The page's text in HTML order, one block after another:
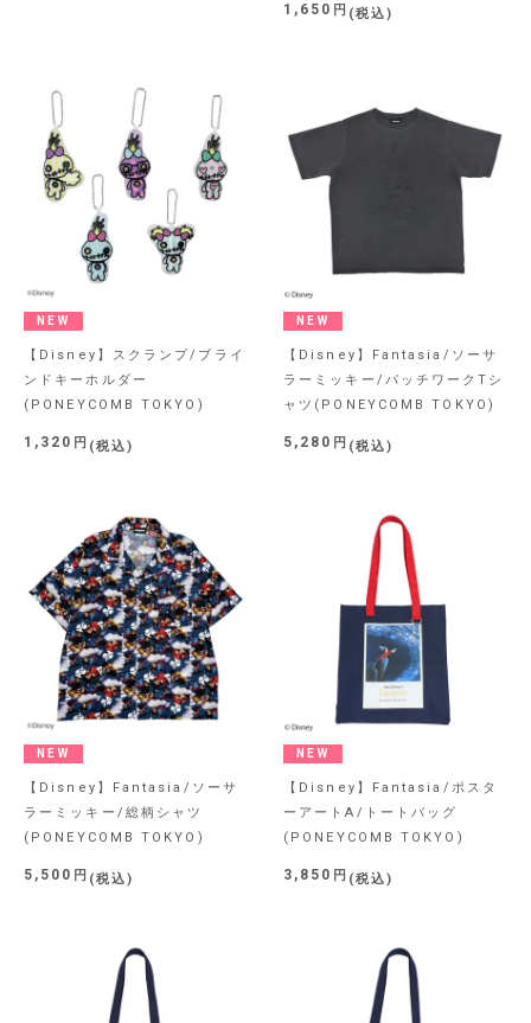
1,650 税込
NEW
【Disney】スクランプ/ブライ
ンドキーホルダー
(PONEYCOMB TOKYO)
1,320 税込
NEW
【Disney】Fantasia/ソーサ
ラーミッキー/パッチワークTシ
ャツ(PONEYCOMB TOKYO)
5,280 税込
NEW
【Disney】Fantasia/ソーサ
ラーミッキー/総柄シャツ
(PONEYCOMB TOKYO)
5,500 税込
NEW
【Disney】Fantasia/ポスタ
ーアートA/トートバッグ
(PONEYCOMB TOKYO)
3,850 税込